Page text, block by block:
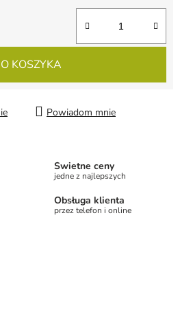
KOSZYKA
Powiadom mnie
Świetne ceny
jedne z najlepszych
Obsługa klienta
przez telefon i online